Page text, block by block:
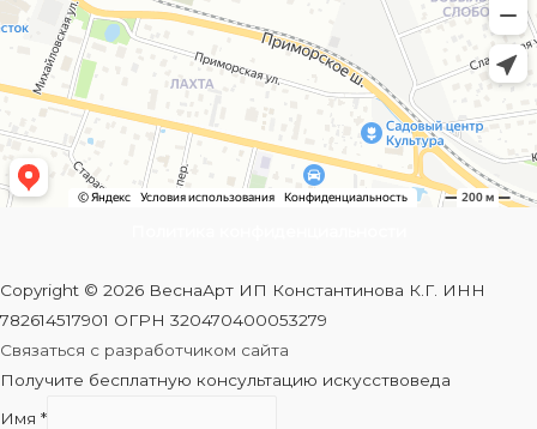
Copyright © 2026 ВеснаАрт ИП Константинова К.Г. ИНН
782614517901 ОГРН 320470400053279
Связаться с разработчиком сайта
Получите бесплатную консультацию искусствоведа
Имя *